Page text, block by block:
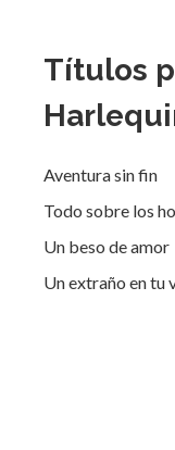
Títulos
Aventura sin fin
Todo sobre los
Un beso de amor
Un extraño en tu